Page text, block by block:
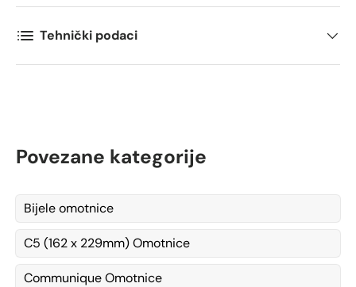
Tehnički podaci
Povezane kategorije
Bijele omotnice
C5 (162 x 229mm) Omotnice
Communique Omotnice